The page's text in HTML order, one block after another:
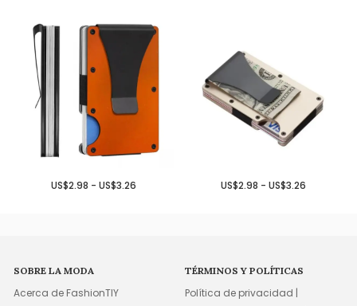
US$2.98 - US$3.26 US$2.98 - US$3.26
SOBRE LA MODA
Acerca de FashionTIY
TÉRMINOS Y POLÍTICAS
Política de privacidad |